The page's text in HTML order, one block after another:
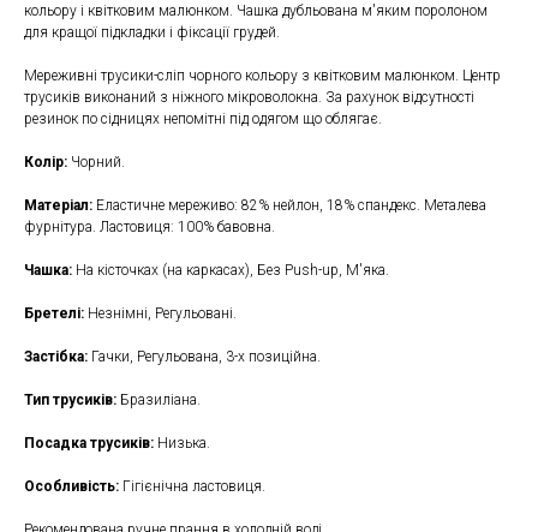
кольору і квітковим малюнком. Чашка дубльована м'яким поролоном
для кращої підкладки і фіксації грудей.
Мереживні трусики-сліп чорного кольору з квітковим малюнком. Центр
трусиків виконаний з ніжного мікроволокна. За рахунок відсутності
резинок по сідницях непомітні під одягом що облягає.
Колір: Чорний.
Матеріал: Еластичне мереживо: 82% нейлон, 18% спандекс. Металева
фурнітура. Ластовиця: 100% бавовна.
Чашка: На кісточках (на каркасах), Без Push-up, М'яка.
Бретелі: Незнімні, Регульовані.
Застібка: Гачки, Регульована, 3-x позиційна.
Тип трусиків: Бразиліана.
Посадка трусиків: Низька.
Особливість: Гігієнічна ластовиця.